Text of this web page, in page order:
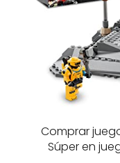
Comprar
Súper en